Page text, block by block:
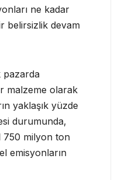
ne kadar
belirsizlik devam
pazarda
malzeme olarak
yaklaşık yüzde
durumunda,
750 milyon ton
emisyonların